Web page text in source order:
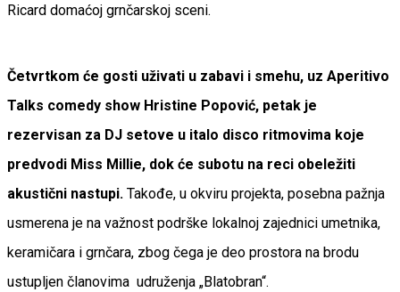
Ricard domaćoj grnčarskoj sceni.
Četvrtkom će gosti uživati u zabavi i smehu, uz Aperitivo
Talks comedy show Hristine Popović, petak je
rezervisan za DJ setove u italo disco ritmovima koje
predvodi Miss Millie, dok će subotu na reci obeležiti
akustični nastupi. Takođe, u okviru projekta, posebna pažnja
usmerena je na važnost podrške lokalnoj zajednici umetnika,
keramičara i grnčara, zbog čega je deo prostora na brodu
ustupljen članovima udruženja „Blatobran“.